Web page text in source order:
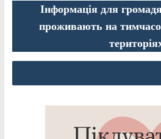
Інформація для
проживають на